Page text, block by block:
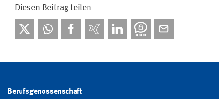
Diesen Beitrag teilen
Berufsgenossenschaft